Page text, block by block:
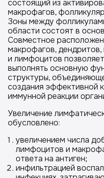
состоящий из
макрофагов,
Зоны между
области состоят в
Совместное
макрофагов, дендритов,
и лимфоцитов
выполнять основную
структуры,
создания эффективной
иммунной реакции
Увеличение
обусловлено:
увеличением числа
лимфоцитов и
ответа на антиген;
инфильтрацией